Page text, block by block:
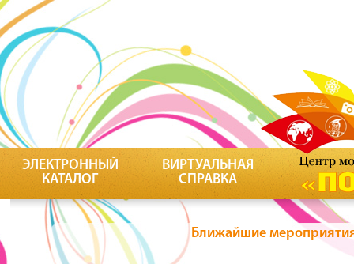
ЭЛЕКТРОННЫЙ
КАТАЛОГ
ВИРТУАЛЬНАЯ
СПРАВКА
Ближайшие